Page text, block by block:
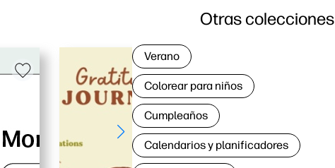
Otras colecciones
Verano
Colorear para niños
Cumpleaños
Calendarios y planificadores